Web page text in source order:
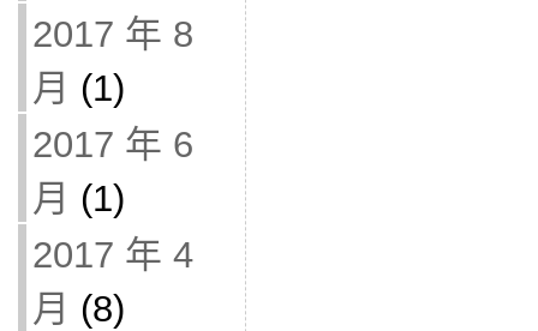
2017 年 8
月 (1)
2017 年 6
月 (1)
2017 年 4
月 (8)